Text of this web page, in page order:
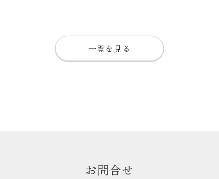
一覧を見る
お問合せ